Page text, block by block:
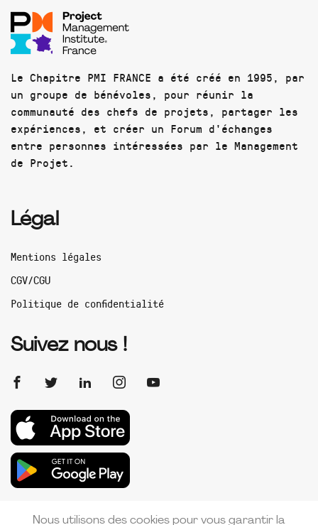
Le Chapitre PMI FRANCE a été créé en 1995, par
un groupe de bénévoles, pour réunir la
communauté des chefs de projets, partager les
expériences, et créer un Forum d'échanges
entre personnes intéressées par le Management
de Projet.
Légal
Mentions légales
CGV/CGU
Politique de confidentialité
Suivez nous !
Nous utilisons des cookies pour vous garantir la